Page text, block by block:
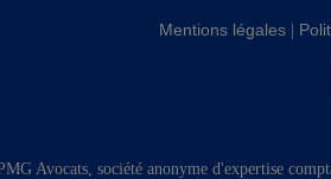
Mentions légales|
Avocats, société anonyme d'expertise